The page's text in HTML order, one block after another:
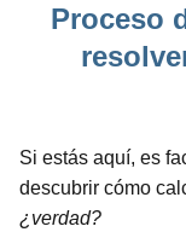
Proceso
Si estás aquí, es
descubrir cómo
¿verdad?